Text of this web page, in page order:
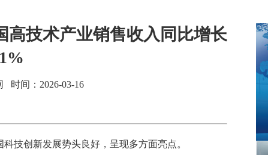
技术产业销售收入同比增长
时间：2026-03-16
创新发展势头良好，呈现多方面亮点。